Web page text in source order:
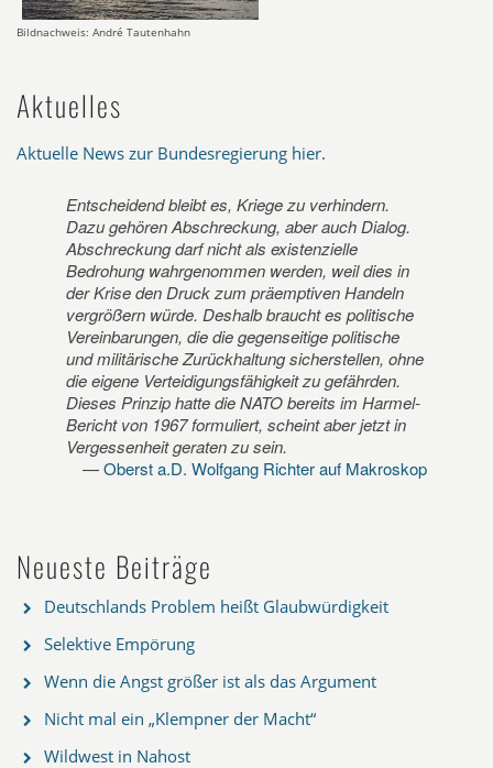
Bildnachweis: André Tautenhahn
Aktuelles
Aktuelle News zur Bundesregierung hier.
Entscheidend bleibt es, Kriege zu verhindern.
Dazu gehören Abschreckung, aber auch Dialog.
Abschreckung darf nicht als existenzielle
Bedrohung wahrgenommen werden, weil dies in
der Krise den Druck zum präemptiven Handeln
vergrößern würde. Deshalb braucht es politische
Vereinbarungen, die die gegenseitige politische
und militärische Zurückhaltung sicherstellen, ohne
die eigene Verteidigungsfähigkeit zu gefährden.
Dieses Prinzip hatte die NATO bereits im Harmel-
Bericht von 1967 formuliert, scheint aber jetzt in
Vergessenheit geraten zu sein.
Oberst a.D. Wolfgang Richter auf Makroskop
Neueste Beiträge
Deutschlands Problem heißt Glaubwürdigkeit
Selektive Empörung
Wenn die Angst größer ist als das Argument
Nicht mal ein „Klempner der Macht“
Wildwest in Nahost